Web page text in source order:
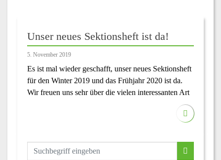
Unser neues Sektionsheft ist da!
5. November 2019
Es ist mal wieder geschafft, unser neues Sektionsheft
für den Winter 2019 und das Frühjahr 2020 ist da.
Wir freuen uns sehr über die vielen interessanten Art